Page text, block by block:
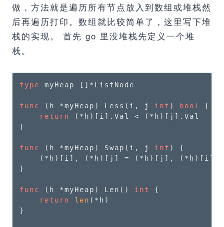
做，方法就是遍历所有节点放入到数组或堆栈然
后再遍历打印。数组就比较简单了，这里写下堆
栈的实现。 首先 go 里没堆栈先定义一个堆
栈。
type myHeap []*ListNode
func (h *myHeap) Less(i, j int ) bool
{
return
(*h)[i].Val < (*h)[j].Val
}
func (h *myHeap) Swap(i, j int ) {
    (*h)[i], (*h)[j] = (*h)[j], (*h)[i]
}
func (h *myHeap) Len() int
{
return
len (*h)
}